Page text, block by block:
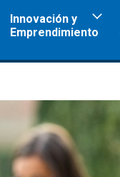
Innovación y
Emprendimiento